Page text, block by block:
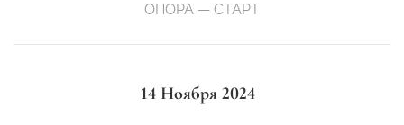
ОПОРА — СТАРТ
14 Ноября 2024